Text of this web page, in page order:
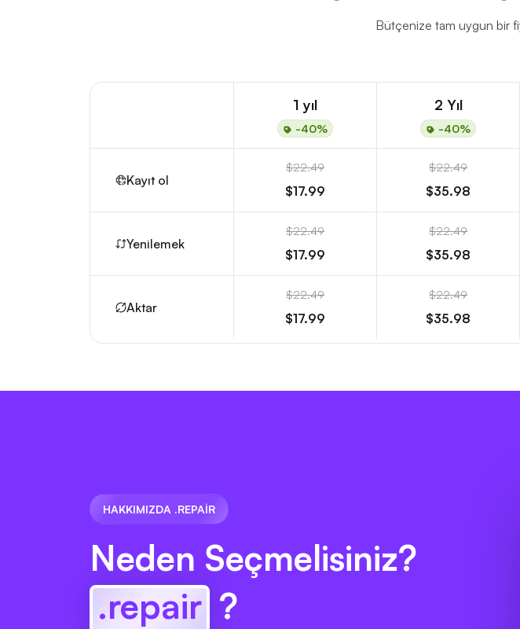
Bütçenize tam uygun bir
1 yıl
-40%
2 Yıl
-40%
Kayıt ol
$22.49
$17.99
$22.49
$35.98
Yenilemek
$22.49
$17.99
$22.49
$35.98
Aktar
$22.49
$17.99
$22.49
$35.98
HAKKIMIZDA .REPAIR
Neden Seçmelisiniz?
.repair ?